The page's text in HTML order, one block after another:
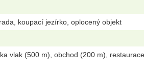
koupací jezírko, oplocený objekt
vlak (500 m), obchod (200 m),